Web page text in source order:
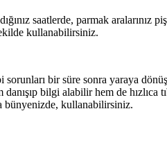
saatlerde, parmak aralarınız
kullanabilirsiniz.
sorunları bir süre sonra yaraya
bilgi alabilir hem de hızlıca
bünyenizde, kullanabilirsiniz.